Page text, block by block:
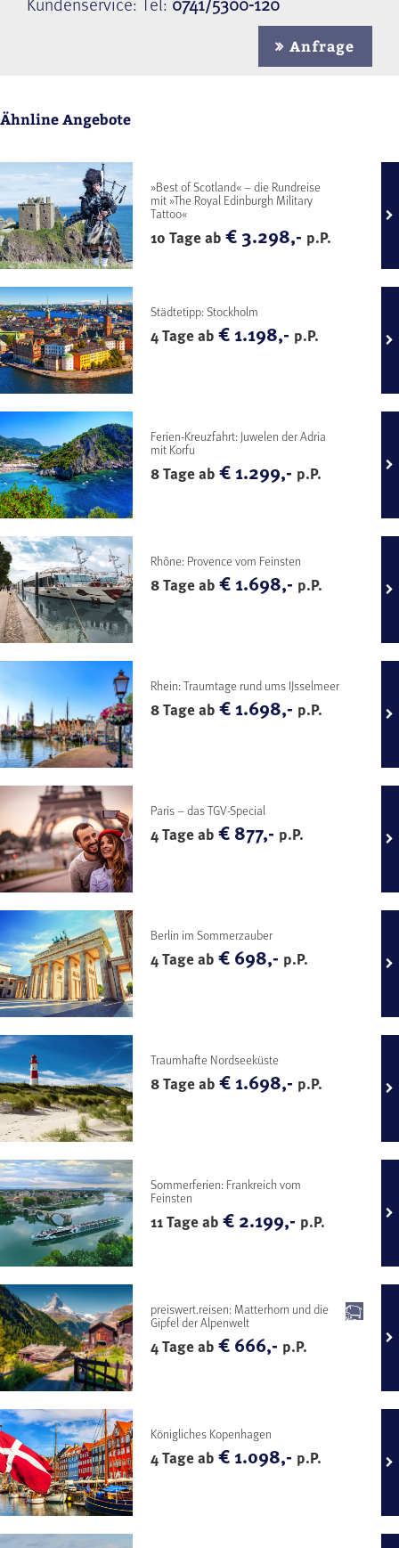
Anfrage
Ähnline Angebote
»Best of Scotland« – die Rundreise
mit »The Royal Edinburgh Military
Tattoo«
10 Tage ab€ 3.298,- p.P.
Städtetipp: Stockholm
4 Tage ab€ 1.198,- p.P.
Ferien-Kreuzfahrt: Juwelen der Adria
mit Korfu
8 Tage ab€ 1.299,- p.P.
Rhône: Provence vom Feinsten
8 Tage ab€ 1.698,- p.P.
Rhein: Traumtage rund ums IJsselmeer
8 Tage ab€ 1.698,- p.P.
Paris – das TGV-Special
4 Tage ab€ 877,- p.P.
Berlin im Sommerzauber
4 Tage ab€ 698,- p.P.
Traumhafte Nordseeküste
8 Tage ab€ 1.698,- p.P.
Sommerferien: Frankreich vom
Feinsten
11 Tage ab€ 2.199,- p.P.
preiswert.reisen: Matterhorn und die
Gipfel der Alpenwelt
4 Tage ab€ 666,- p.P.
Königliches Kopenhagen
4 Tage ab€ 1.098,- p.P.